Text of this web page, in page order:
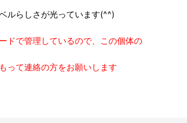
ルらしさが光っています(^^)
ドで管理しているので、この個体の
って連絡の方をお願いします